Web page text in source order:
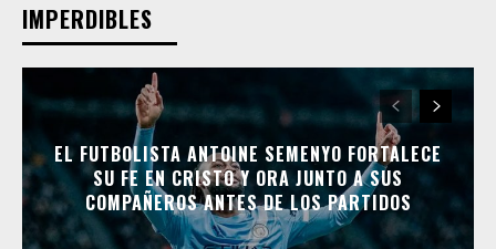
IMPERDIBLES
EL FUTBOLISTA ANTOINE SEMENYO FORTALECE
SU FE EN CRISTO Y ORA JUNTO A SUS
COMPAÑEROS ANTES DE LOS PARTIDOS